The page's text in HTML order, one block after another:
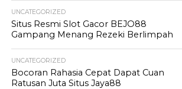
UNCATEGORIZED
Situs Resmi Slot Gacor BEJO88
Gampang Menang Rezeki Berlimpah
UNCATEGORIZED
Bocoran Rahasia Cepat Dapat Cuan
Ratusan Juta Situs Jaya88